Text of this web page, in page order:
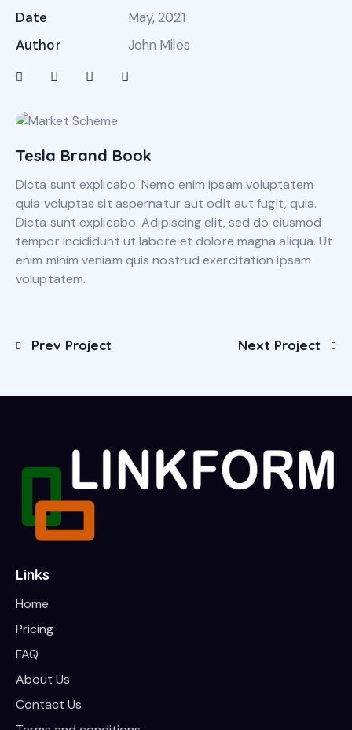
Date
May, 2021
Author
John Miles
Tesla Brand Book
Dicta sunt explicabo. Nemo enim ipsam voluptatem
quia voluptas sit aspernatur aut odit aut fugit, quia.
Dicta sunt explicabo. Adipiscing elit, sed do eiusmod
tempor incididunt ut labore et dolore magna aliqua. Ut
enim minim veniam quis nostrud exercitation ipsam
voluptatem.
Prev Project Next Project
Links
Home
Pricing
FAQ
About Us
Contact Us